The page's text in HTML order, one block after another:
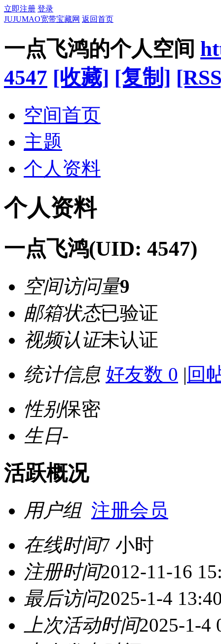
立即注册 登录
JUJUMAO宽带宝藏网 返回首页
一点飞鸿的个人空间
4547 [收藏] [复制]
空间首页
主题
个人资料
个人资料
一点飞鸿(UID: 4547)
空间访问量9
邮箱状态已验证
视频认证未认证
统计信息 好友数 0 | 回
性别保密
生日-
活跃概况
用户组 注册会员
在线时间7 小时
注册时间2012-11-16
最后访问2025-1-4
上次活动时间2025-1-4